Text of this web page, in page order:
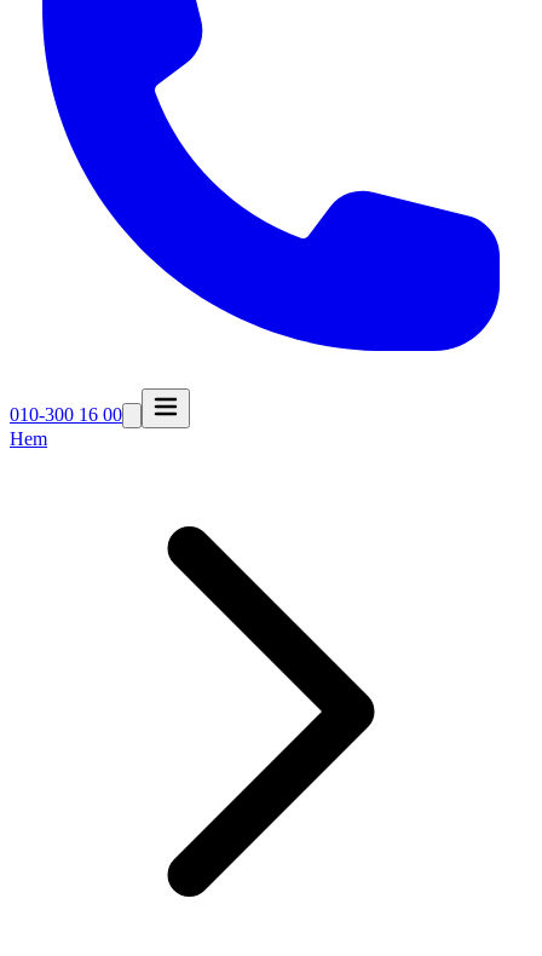
010-300 16 00
Hem